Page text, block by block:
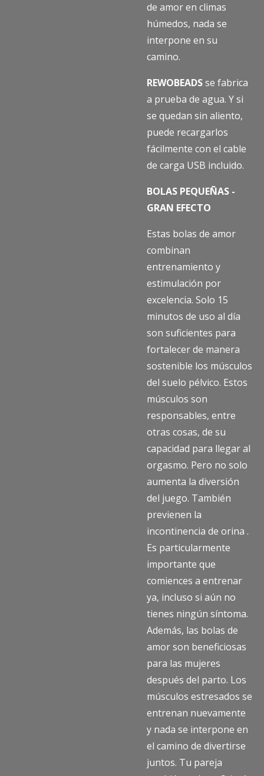
de amor en climas
húmedos, nada se
interpone en su
camino.
REWOBEADSse fabrica
a prueba de agua. Y si
se quedan sin aliento,
puede recargarlos
fácilmente con el cable
de carga USB incluido.
BOLAS PEQUEÑAS -
GRAN EFECTO
Estas bolas de amor
combinan
entrenamiento y
estimulación por
excelencia. Solo 15
minutos de uso al día
son suficientes para
fortalecer de manera
sostenible los músculos
del suelo pélvico. Estos
músculos son
responsables, entre
otras cosas, de su
capacidad para llegar al
orgasmo. Pero no solo
aumenta la diversión
del juego. También
previenen la
incontinencia de orina .
Es particularmente
importante que
comiences a entrenar
ya, incluso si aún no
tienes ningún síntoma.
Además, las bolas de
amor son beneficiosas
para las mujeres
después del parto. Los
músculos estresados se
entrenan nuevamente
y nada se interpone en
el camino de divertirse
juntos. Tu pareja